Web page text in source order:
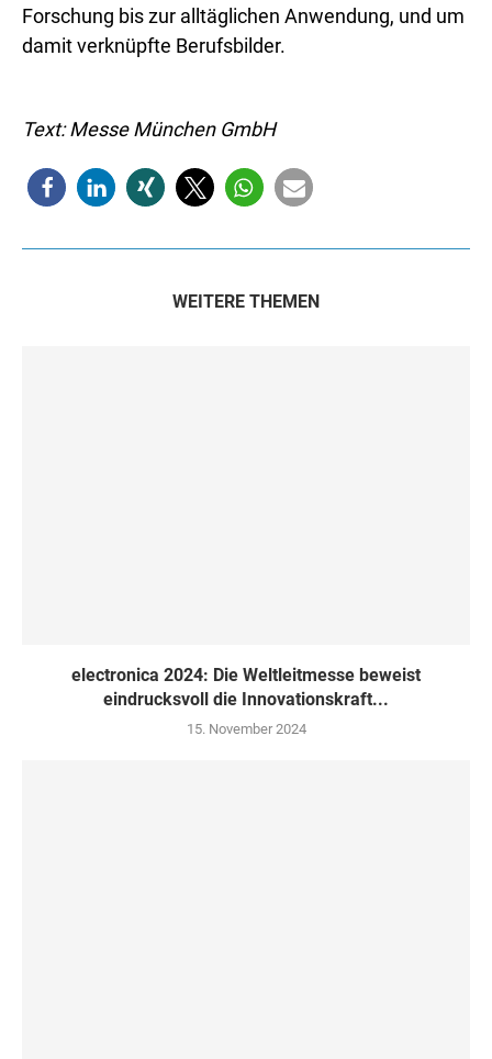
Forschung bis zur alltäglichen Anwendung, und um
damit verknüpfte Berufsbilder.
Text: Messe München GmbH
WEITERE THEMEN
electronica 2024: Die Weltleitmesse beweist
eindrucksvoll die Innovationskraft...
15. November 2024